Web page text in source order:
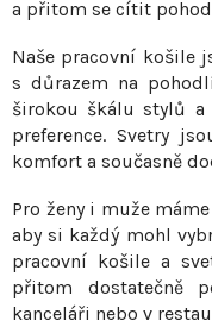
a přitom se cítit
Naše pracovní košile
s důrazem na
širokou škálu stylů a
preference. Svetry
komfort a současně
Pro ženy i muže
aby si každý mohl
pracovní košile a
přitom dostatečně
kanceláři nebo v